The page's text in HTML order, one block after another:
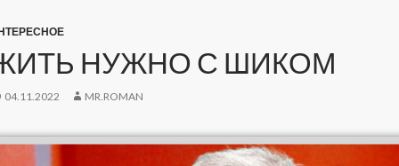
НУЖНО С ШИКОМ
04.11.2022 MR.ROMAN